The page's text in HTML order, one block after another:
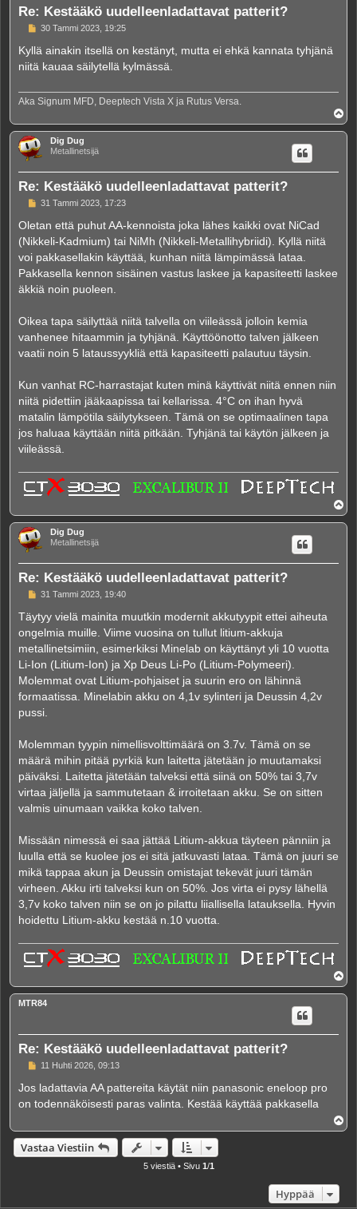
Re: Kestääkö uudelleenladattavat patterit?
V
e
t
30 Tammi 2023, 19:25
Kyllä ainakin itsellä on kestänyt, mutta ei ehkä kannata tyhjänä
niitä kauaa säilytellä kylmässä.
Aka Signum MFD, Deeptech Vista X ja Rutus Versa.
l
ö
Dig Dug
Metallinetsijä
Re: Kestääkö uudelleenladattavat patterit?
V
e
t
i
31 Tammi 2023, 17:23
Oletan että puhut AA-kennoista joka lähes kaikki ovat NiCad
(Nikkeli-Kadmium) tai NiMh (Nikkeli-Metallihybriidi). Kyllä niitä
voi pakkasellakin käyttää, kunhan niitä lämpimässä lataa.
Pakkasella kennon sisäinen vastus laskee ja kapasiteetti laskee
äkkiä noin puoleen.
Oikea tapa säilyttää niitä talvella on viileässä jolloin kemia
vanhenee hitaammin ja tyhjänä. Käyttöönotto talven jälkeen
vaatii noin 5 lataussyykliä että kapasiteetti palautuu täysin.
Kun vanhat RC-harrastajat kuten minä käyttivät niitä ennen niin
niitä pidettiin jääkaapissa tai kellarissa. 4°C on ihan hyvä
matalin lämpötila säilytykseen. Tämä on se optimaalinen tapa
jos haluaa käyttään niitä pitkään. Tyhjänä tai käytön jälkeen ja
viileässä.
l
ö
Dig Dug
Metallinetsijä
Re: Kestääkö uudelleenladattavat patterit?
V
e
s
t
i
31 Tammi 2023, 19:40
Täytyy vielä mainita muutkin modernit akkutyypit ettei aiheuta
ongelmia muille. Viime vuosina on tullut litium-akkuja
metallinetsimiin, esimerkiksi Minelab on käyttänyt yli 10 vuotta
Li-Ion (Litium-Ion) ja Xp Deus Li-Po (Litium-Polymeeri).
Molemmat ovat Litium-pohjaiset ja suurin ero on lähinnä
formaatissa. Minelabin akku on 4,1v sylinteri ja Deussin 4,2v
pussi.
Molemman tyypin nimellisvolttimäärä on 3.7v. Tämä on se
määrä mihin pitää pyrkiä kun laitetta jätetään jo muutamaksi
päiväksi. Laitetta jätetään talveksi että siinä on 50% tai 3,7v
virtaa jäljellä ja sammutetaan & irroitetaan akku. Se on sitten
valmis uinumaan vaikka koko talven.
Missään nimessä ei saa jättää Litium-akkua täyteen pänniin ja
luulla että se kuolee jos ei sitä jatkuvasti lataa. Tämä on juuri se
mikä tappaa akun ja Deussin omistajat tekevät juuri tämän
virheen. Akku irti talveksi kun on 50%. Jos virta ei pysy lähellä
3,7v koko talven niin se on jo pilattu liiallisella latauksella. Hyvin
hoidettu Litium-akku kestää n.10 vuotta.
l
ö
MTR84
Re: Kestääkö uudelleenladattavat patterit?
V
e
t
11 Huhti 2026, 09:13
Jos ladattavia AA pattereita käytät niin panasonic eneloop pro
on todennäköisesti paras valinta. Kestää käyttää pakkasella
l
Vastaa Viestiin
5 viestiä • Sivu 1 /1
Hyppää